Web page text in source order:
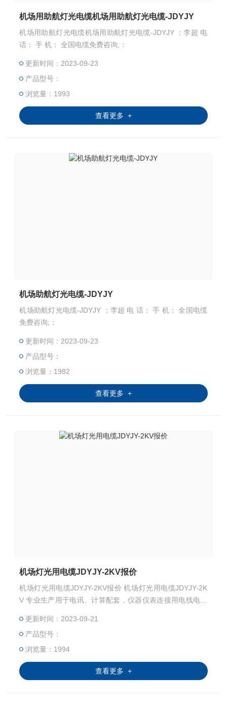
机场用助航灯光电缆机场用助航灯光电缆-JDYJY
机场用助航灯光电缆机场用助航灯光电缆-JDYJY ；李超 电
话： 手 机： 全国电缆免费咨询;：
更新时间：2023-09-23
产品型号：
浏览量：1993
查看更多 +
机场助航灯光电缆-JDYJY
机场助航灯光电缆-JDYJY ；李超 电 话： 手 机： 全国电缆
免费咨询;：
更新时间：2023-09-23
产品型号：
浏览量：1982
查看更多 +
机场灯光用电缆JDYJY-2KV报价
机场灯光用电缆JDYJY-2KV报价 机场灯光用电缆JDYJY-2K
V 专业生产用于电讯、计算配套，仪器仪表连接用电线电缆
更新时间：2023-09-21
产品型号：
浏览量：1994
查看更多 +